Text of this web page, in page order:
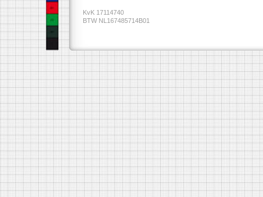
KvK 17114740
BTW NL167485714B01